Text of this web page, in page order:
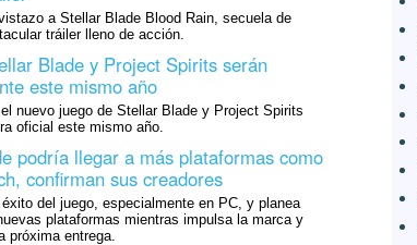
a Stellar Blade Blood Rain, secuela de
tráiler lleno de acción.
Blade y Project Spirits serán
este mismo año
nuevo juego de Stellar Blade y Project Spirits
oficial este mismo año.
podría llegar a más plataformas como
confirman sus creadores
del juego, especialmente en PC, y planea
plataformas mientras impulsa la marca y
próxima entrega.